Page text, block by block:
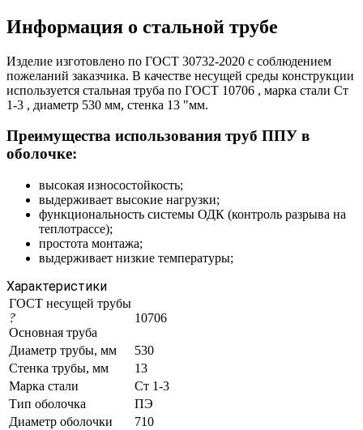
Информация о стальной трубе
Изделие изготовлено по ГОСТ 30732-2020 с соблюдением
пожеланий заказчика. В качестве несущей среды конструкции
используется стальная труба по ГОСТ 10706 , марка стали Ст
1-3 , диаметр 530 мм, стенка 13 "мм.
Преимущества использования труб ППУ в
оболочке:
высокая износостойкость;
выдерживает высокие нагрузки;
функциональность системы ОДК (контроль разрыва на
теплотрассе);
простота монтажа;
выдерживает низкие температуры;
Характеристики
ГОСТ несущей трубы
?
Основная труба
10706
Диаметр трубы, мм
530
Стенка трубы, мм
13
Марка стали
Ст 1-3
Тип оболочка
ПЭ
Диаметр оболочки
710